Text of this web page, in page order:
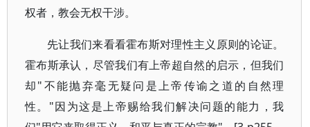
权者，教会无权干涉。
先让我们来看看霍布斯对理性主义原则的论证。
霍布斯承认，尽管我们有上帝超自然的启示，但我们
却"不能抛弃毫无疑问是上帝传谕之道的自然理
性。"因为这是上帝赐给我们解决问题的能力，我